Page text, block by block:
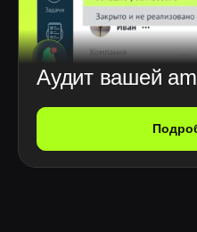
Аудит вашей